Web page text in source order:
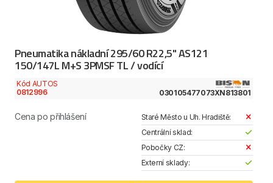
Pneumatika nákladní 295/60 R22,5" AS121
150/147L M+S 3PMSF TL / vodící
Kód AUTOS
0812996
030105477073XN813801
Cena po přihlášení
Staré Město u Uh. Hradiště:
Centrální sklad:
Pobočky CZ:
Externí sklady: